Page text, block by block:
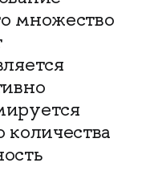
множество
количества